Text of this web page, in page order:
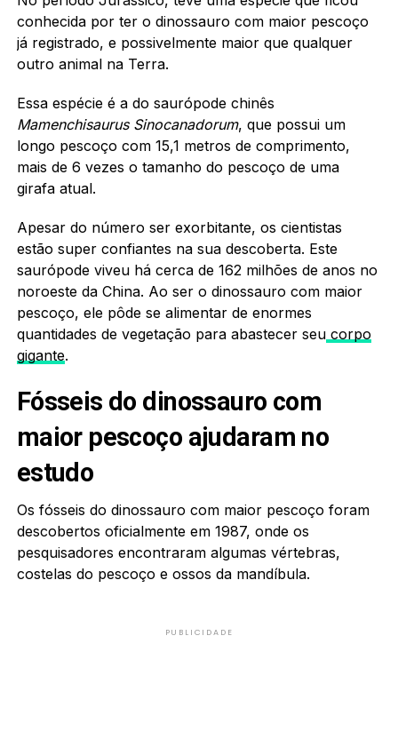
conhecida por ter o dinossauro com maior pescoço
já registrado, e possivelmente maior que qualquer
outro animal na Terra.
Essa espécie é a do saurópode chinês
Mamenchisaurus Sinocanadorum, que possui um
longo pescoço com 15,1 metros de comprimento,
mais de 6 vezes o tamanho do pescoço de uma
girafa atual.
Apesar do número ser exorbitante, os cientistas
estão super confiantes na sua descoberta. Este
saurópode viveu há cerca de 162 milhões de anos no
noroeste da China. Ao ser o dinossauro com maior
pescoço, ele pôde se alimentar de enormes
quantidades de vegetação para abastecer seucorpo
gigante.
Fósseis do dinossauro com
maior pescoço ajudaram no
estudo
Os fósseis do dinossauro com maior pescoço foram
descobertos oficialmente em 1987, onde os
pesquisadores encontraram algumas vértebras,
costelas do pescoço e ossos da mandíbula.
PUBLICIDADE